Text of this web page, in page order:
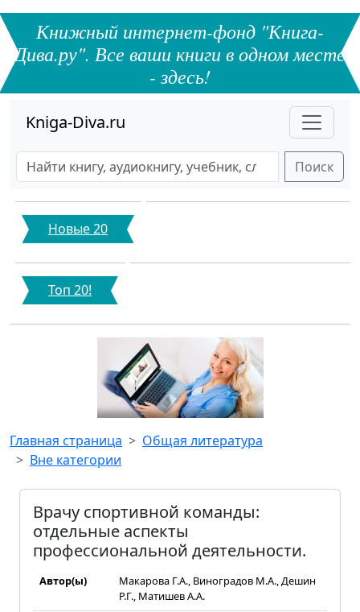
Книжный интернет-фонд "Книга-
Дива.ру". Все ваши книги в одном месте
- здесь!
Kniga-Diva.ru
Поиск
Новые 20
Топ 20!
Главная страница
Общая литература
Вне категории
Врачу спортивной команды:
отдельные аспекты
профессиональной деятельности.
Автор(ы)
Макарова Г.А., Виноградов М.А., Дешин
Р.Г., Матишев А.А.